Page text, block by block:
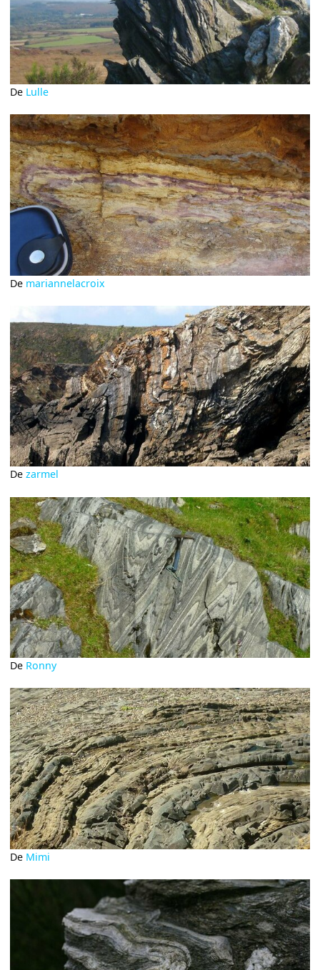
De Lulle
De mariannelacroix
Dezarmel
De Ronny
De Mimi